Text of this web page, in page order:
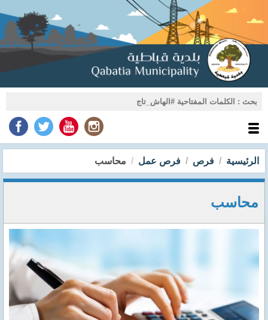
الرئيسية فرص فرص عمل محاسب
محاسب